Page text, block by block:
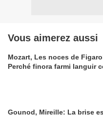
Vous aimerez aussi
Mozart, Les noces de
Perché finora farmi languir
Gounod, Mireille: La brise